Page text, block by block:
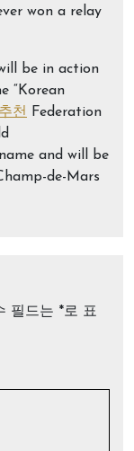
won a relay
be in action
“Korean
추천
Federation
and will be
de-Mars
필드는 *로 표